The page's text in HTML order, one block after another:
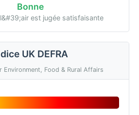
Bonne
est jugée satisfaisante
UK DEFRA
Environment, Food & Rural Affairs